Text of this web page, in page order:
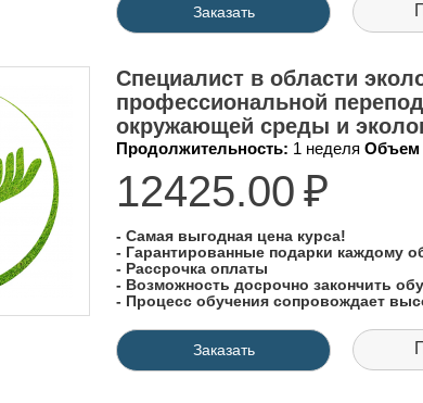
Заказать
Специалист в области
профессиональной
окружающей среды и
Продолжительность: 1 неделя Объем
12425.00 ₽
- Самая выгодная цена курса!
- Гарантированные подарки каждому
- Рассрочка оплаты
- Возможность досрочно закончить
- Процесс обучения сопровождает
Заказать